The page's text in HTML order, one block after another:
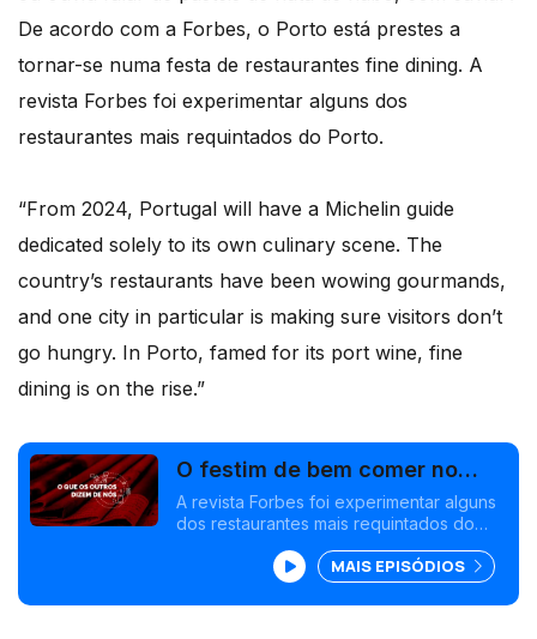
De acordo com a Forbes, o Porto está prestes a
tornar-se numa festa de restaurantes fine dining. A
revista Forbes foi experimentar alguns dos
restaurantes mais requintados do Porto.
“From 2024, Portugal will have a Michelin guide
dedicated solely to its own culinary scene. The
country’s restaurants have been wowing gourmands,
and one city in particular is making sure visitors don’t
go hungry. In Porto, famed for its port wine, fine
dining is on the rise.”
O festim de bem comer no
Porto
A revista Forbes foi experimentar alguns
dos restaurantes mais requintados do
MAIS EPISÓDIOS